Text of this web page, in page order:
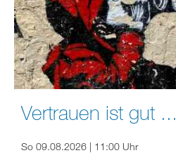
Vertrauen ist gut ...
So 09.08.2026 | 11:00 Uhr